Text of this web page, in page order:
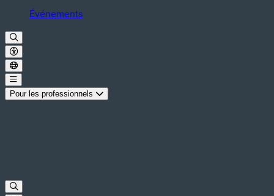
Événements
Pour les professionnels